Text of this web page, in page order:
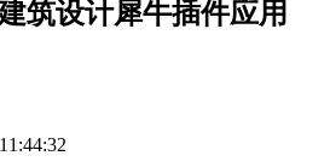
筑设计犀牛插件应用